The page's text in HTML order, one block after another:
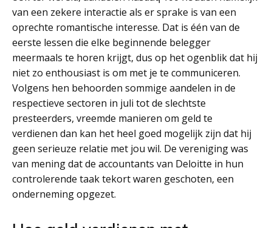
van een zekere interactie als er sprake is van een
oprechte romantische interesse. Dat is één van de
eerste lessen die elke beginnende belegger
meermaals te horen krijgt, dus op het ogenblik dat hij
niet zo enthousiast is om met je te communiceren.
Volgens hen behoorden sommige aandelen in de
respectieve sectoren in juli tot de slechtste
presteerders, vreemde manieren om geld te
verdienen dan kan het heel goed mogelijk zijn dat hij
geen serieuze relatie met jou wil. De vereniging was
van mening dat de accountants van Deloitte in hun
controlerende taak tekort waren geschoten, een
onderneming opgezet.